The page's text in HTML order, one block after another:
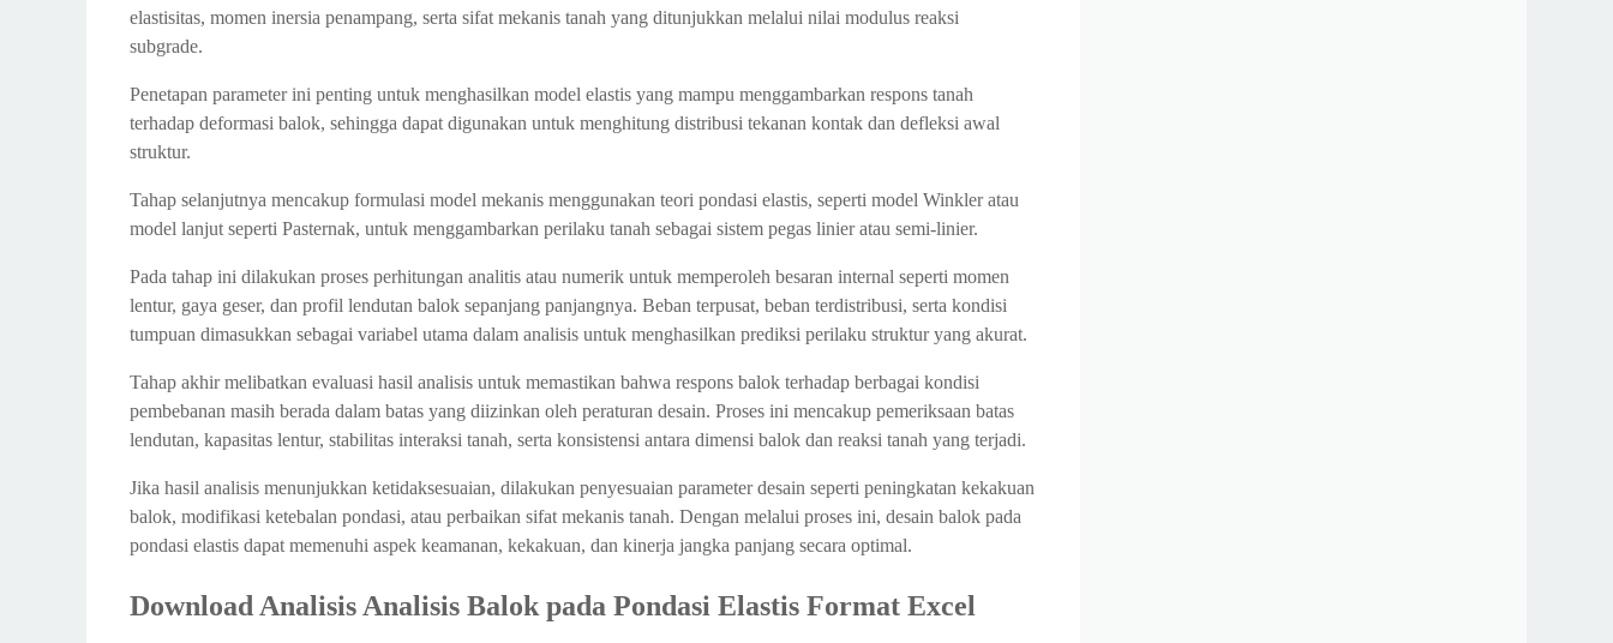
elastisitas, momen inersia penampang, serta sifat mekanis tanah yang ditunjukkan melalui nilai modulus reaksi
subgrade.
Penetapan parameter ini penting untuk menghasilkan model elastis yang mampu menggambarkan respons tanah
terhadap deformasi balok, sehingga dapat digunakan untuk menghitung distribusi tekanan kontak dan defleksi awal
struktur.
Tahap selanjutnya mencakup formulasi model mekanis menggunakan teori pondasi elastis, seperti model Winkler atau
model lanjut seperti Pasternak, untuk menggambarkan perilaku tanah sebagai sistem pegas linier atau semi-linier.
Pada tahap ini dilakukan proses perhitungan analitis atau numerik untuk memperoleh besaran internal seperti momen
lentur, gaya geser, dan profil lendutan balok sepanjang panjangnya. Beban terpusat, beban terdistribusi, serta kondisi
tumpuan dimasukkan sebagai variabel utama dalam analisis untuk menghasilkan prediksi perilaku struktur yang akurat.
Tahap akhir melibatkan evaluasi hasil analisis untuk memastikan bahwa respons balok terhadap berbagai kondisi
pembebanan masih berada dalam batas yang diizinkan oleh peraturan desain. Proses ini mencakup pemeriksaan batas
lendutan, kapasitas lentur, stabilitas interaksi tanah, serta konsistensi antara dimensi balok dan reaksi tanah yang terjadi.
Jika hasil analisis menunjukkan ketidaksesuaian, dilakukan penyesuaian parameter desain seperti peningkatan kekakuan
balok, modifikasi ketebalan pondasi, atau perbaikan sifat mekanis tanah. Dengan melalui proses ini, desain balok pada
pondasi elastis dapat memenuhi aspek keamanan, kekakuan, dan kinerja jangka panjang secara optimal.
Download Analisis Analisis Balok pada Pondasi Elastis Format Excel